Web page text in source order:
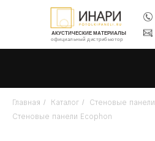
АКУСТИЧЕСКИЕ МАТЕРИАЛЫ
официальный дистрибьютор
Главная / Каталог / Стеновые панели
Стеновые панели Ecophon